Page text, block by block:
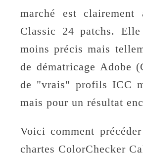
marché est
Classic 24 patchs.
moins précis mais
de dématricage Adobe
de "vrais" profils ICC
mais pour un résultat
Voici comment
chartes ColorChecker